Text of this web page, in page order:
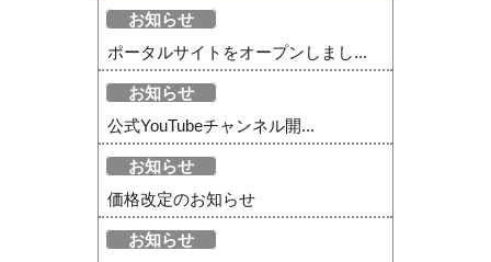
お知らせ
ポータルサイトをオープンしまし...
お知らせ
公式YouTubeチャンネル開...
お知らせ
価格改定のお知らせ
お知らせ